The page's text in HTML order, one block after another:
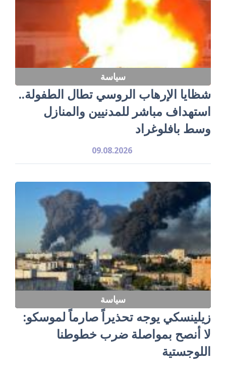
سياسة
شظايا الإرهاب الروسي تطال الطفولة..
استهداف مباشر للمدنيين والمنازل
وسط بافلوغراد
09.08.2026
سياسة
زيلينسكي يوجه تحذيراً صارماً لموسكو:
لا أنصح بمواصلة ضرب خطوطنا
اللوجستية